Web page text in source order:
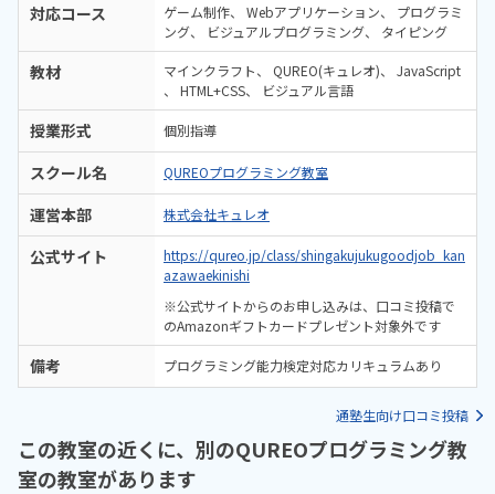
対応コース ゲーム制作 Webアプリケーション
プログラミ
ング
ビジュアルプログラミング タイピング
教材 マインクラフト QUREO(キュレオ)
JavaScript
HTML+CSS
ビジュアル言語
授業形式 個別指導
スクール名 QUREOプログラミング教室
運営本部 株式会社キュレオ
公式サイト
https://qureo.jp/class/shingakujukugoodjob_kan
azawaekinishi
※公式サイトからのお申し込みは、口コミ投稿で
のAmazonギフトカードプレゼント対象外です
備考 プログラミング能力検定対応カリキュラムあり
通塾生向け口コミ投稿
この教室の近くに、別のQUREOプログラミング教
室の教室があります